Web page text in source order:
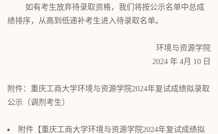
如有考生放弃待录取资格，我们将按公示名单中总成
绩排序，从高到低递补考生进入待录取名单。
环境与资源学院
2024 年 4月 10 日
附件： 重庆工商大学环境与资源学院2024年复试成绩拟录取
公示（调剂考生）
附件【重庆工商大学环境与资源学院2024年复试成绩拟